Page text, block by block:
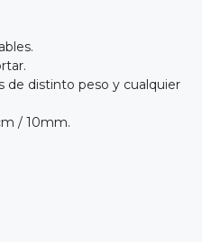
de distinto peso y cualquier
/ 10mm.